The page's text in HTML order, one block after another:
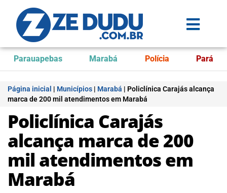
Parauapebas Marabá Polícia Pará
Página inicial | Municípios | Marabá | Policlínica Carajás alcança
marca de 200 mil atendimentos em Marabá
Policlínica Carajás
alcança marca de 200
mil atendimentos em
Marabá